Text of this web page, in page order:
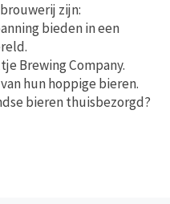
zijn:
bieden in een
Brewing Company.
hun hoppige bieren.
bieren thuisbezorgd?